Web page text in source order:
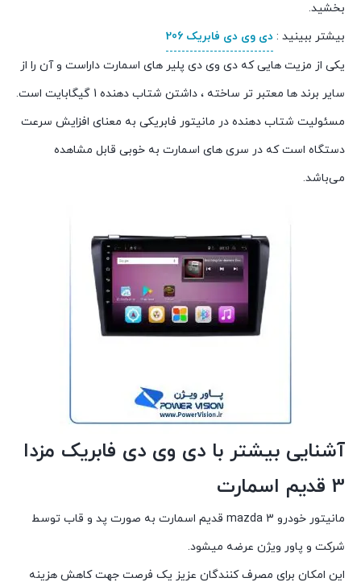
بخشید.
بیشتر ببینید : دی وی دی فابریک 206
یکی از مزیت هایی که دی وی دی پلیر های اسمارت داراست و آن را از
سایر برند ها معتبر تر ساخته ، داشتن شتاب دهنده 1 گیگابایت است.
مسئولیت شتاب دهنده در مانیتور فابریکی به معنای افزایش سرعت
دستگاه است که در سری های اسمارت به خوبی قابل مشاهده
می‌باشد.
آشنایی بیشتر با دی وی دی فابریک مزدا
3 قدیم اسمارت
مانیتور خودرو mazda 3 قدیم اسمارت به صورت پد و قاب توسط
شرکت و پاور ویژن عرضه میشود.
این امکان برای مصرف کنندگان عزیز یک فرصت جهت کاهش هزینه